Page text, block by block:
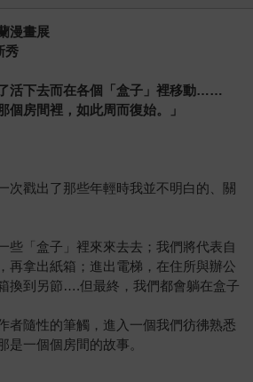
出版社的說法，很多人不看
是現在會讀Graphic Novel，帶著一
漫畫展
秀
活下去而在各個「盒子」裡移動……
個房間裡，如此周而復始。」
次戳出了那些年輕時我並不明白的、關
「盒子」裡來來去去；我們將代表自
再拿出紙箱；進出電梯，在住所與辦公
換到另節….但最終，我們都會躺在盒子
者隨性的筆觸，進入一個我們彷彿熟悉
是一個個房間的故事。